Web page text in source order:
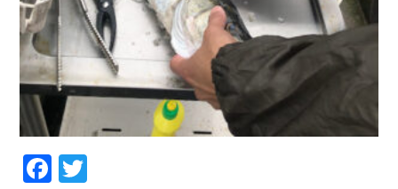
Facebook